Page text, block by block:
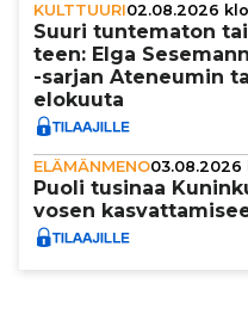
KULTTUURI02.08.2026
Suuri tun­te­ma­ton
teen: Elga
-sarjan Ateneumin
elokuuta
ELÄMÄNMENO03.08.2026
Puoli tusinaa
vo­sen